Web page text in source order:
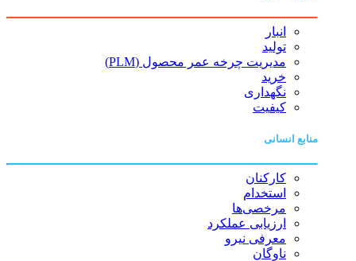
انبار
تولید
مدیریت چرخه عمر محصول (PLM)
خرید
نگهداری
کیفیت
منابع انسانی
کارکنان
استخدام
مرخصی‌ها
ارزیابی عملکرد
معرفی نیرو
ناوگان